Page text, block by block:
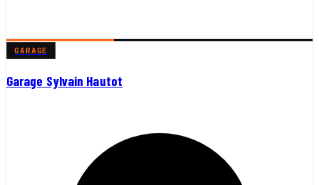
GARAGE
Garage Sylvain Hautot